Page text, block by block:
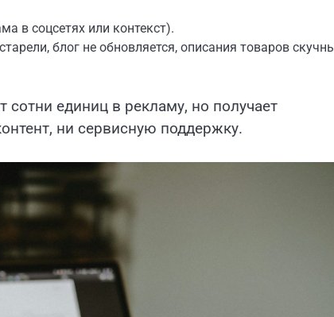
в соцсетях или контекст).
блог не обновляется, описания товаров
единиц в рекламу, но получает
ни сервисную поддержку.